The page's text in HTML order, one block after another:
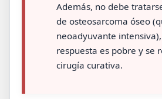
Además, no debe
de osteosarcoma óseo
neoadyuvante
respuesta es pobre y se
cirugía curativa.